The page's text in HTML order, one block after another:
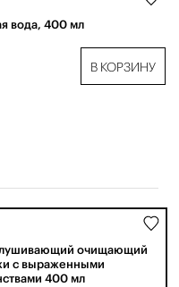
вода, 400 мл
В КОРЗИНУ
очищающий
с выраженными
400 мл